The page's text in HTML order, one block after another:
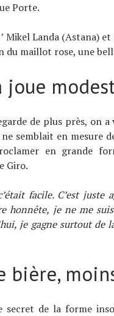
Porte.
Mikel Landa (Astana)
du maillot rose, une
joue
de plus près, on
semblait en mesure
en grande
Giro.
facile. C’est
honnête, je ne me
je gagne surtout de
bière,
secret de la forme